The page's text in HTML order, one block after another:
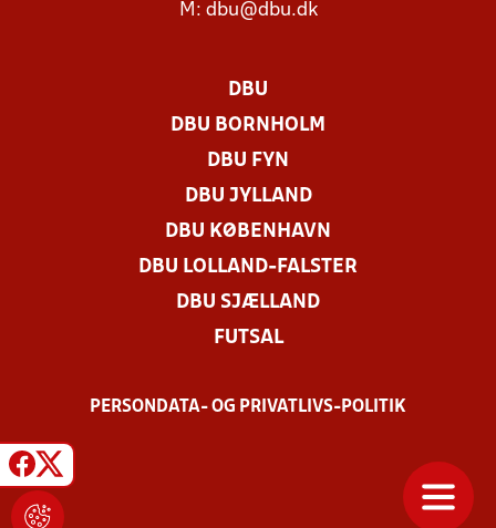
M: dbu@dbu.dk
DBU
DBU BORNHOLM
DBU FYN
DBU JYLLAND
DBU KØBENHAVN
DBU LOLLAND-FALSTER
DBU SJÆLLAND
FUTSAL
PERSONDATA- OG PRIVATLIVS-POLITIK